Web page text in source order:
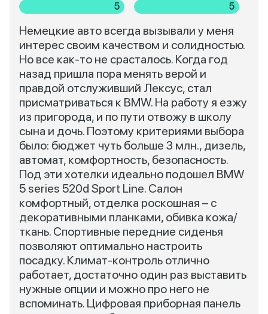
5 5
Немецкие авто всегда вызывали у меня
интерес своим качеством и солидностью.
Но все как-то не срасталось. Когда год
назад пришла пора менять верой и
правдой отслуживший Лексус, стал
присматриваться к BMW. На работу я езжу
из пригорода, и по пути отвожу в школу
сына и дочь. Поэтому критериями выбора
было: бюджет чуть больше 3 млн., дизель,
автомат, комфортность, безопасность.
Под эти хотелки идеально подошел BMW
5 series 520d Sport Line. Салон
комфортный, отделка роскошная – с
декоративными планками, обивка кожа/
ткань. Спортивные передние сиденья
позволяют оптимально настроить
посадку. Климат-контроль отлично
работает, достаточно один раз выставить
нужные опции и можно про него не
вспоминать. Цифровая приборная панель